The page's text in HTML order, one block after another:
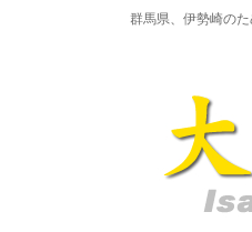
群馬県、伊勢崎の